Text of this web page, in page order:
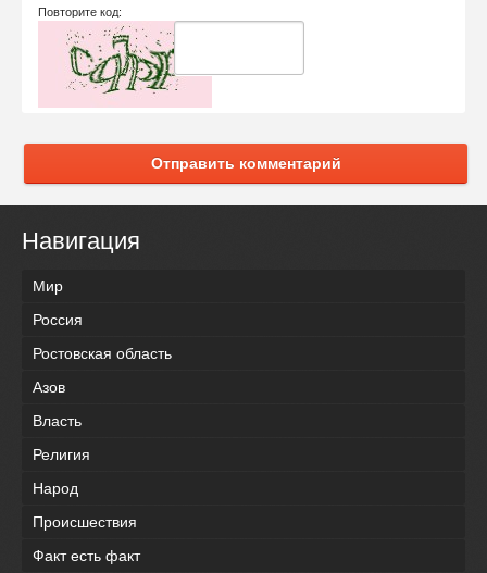
Повторите код:
Отправить комментарий
Навигация
Мир
Россия
Ростовская область
Азов
Власть
Религия
Народ
Происшествия
Факт есть факт